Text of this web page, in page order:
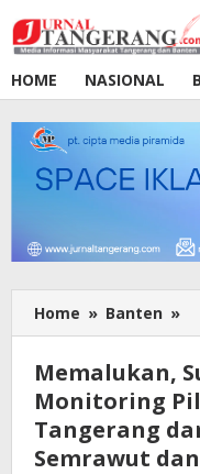
ke
konten
HOME
NASIONAL
Home » Banten »
Memalukan,
Monitoring
Tangerang
Semrawut